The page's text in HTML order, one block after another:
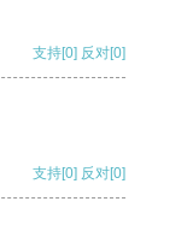
支持[0] 反对[0]
支持[0] 反对[0]